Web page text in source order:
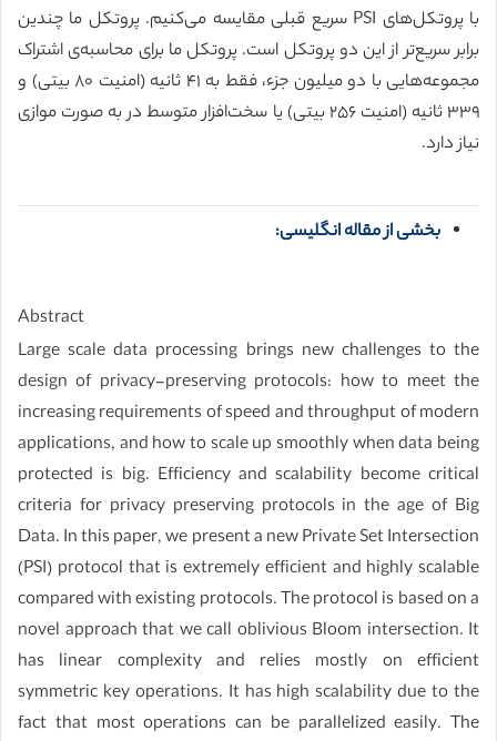
با پروتکل‌های PSI سریع قبلی مقایسه می‌کنیم. پروتکل ما چندین
برابر سریع‌تر از این دو پروتکل است. پروتکل ما برای محاسبه‌ی اشتراک
مجموعه‌هایی با دو میلیون جزء، فقط به ۴١ ثانیه (امنیت ٨٠ بیتی) و
٣٣٩ ثانیه (امنیت ٢۵۶ بیتی) یا سخت‌افزار متوسط در به صورت موازی
نیاز دارد.
بخشی از مقاله انگلیسی:
Abstract
Large scale data processing brings new challenges to the
design of privacy-preserving protocols: how to meet the
increasing requirements of speed and throughput of modern
applications, and how to scale up smoothly when data being
protected is big. Efficiency and scalability become critical
criteria for privacy preserving protocols in the age of Big
Data. In this paper, we present a new Private Set Intersection
(PSI) protocol that is extremely efficient and highly scalable
compared with existing protocols. The protocol is based on a
novel approach that we call oblivious Bloom intersection. It
has linear complexity and relies mostly on efficient
symmetric key operations. It has high scalability due to the
fact that most operations can be parallelized easily. The